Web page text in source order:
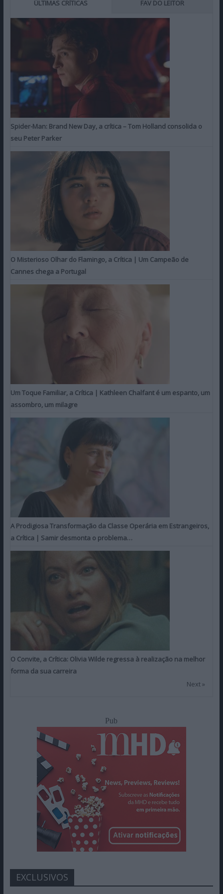
ÚLTIMAS CRÍTICAS FAV DO LEITOR
Spider-Man: Brand New Day, a crítica – Tom Holland consolida o
seu Peter Parker
O Misterioso Olhar do Flamingo, a Crítica | Um Campeão de
Cannes chega a Portugal
Um Toque Familiar, a Crítica | Kathleen Chalfant é um espanto, um
assombro, um milagre
A Prodigiosa Transformação da Classe Operária em Estrangeiros,
a Crítica | Samir desmonta o problema…
O Convite, a Crítica: Olivia Wilde regressa à realização na melhor
forma da sua carreira
Next »
Pub
EXCLUSIVOS